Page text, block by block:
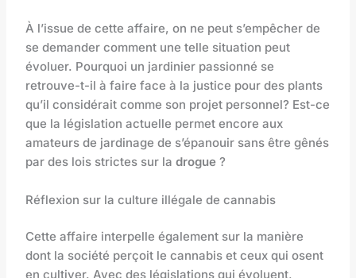
À l’issue de cette affaire, on ne peut s’empêcher de
se demander comment une telle situation peut
évoluer. Pourquoi un jardinier passionné se
retrouve-t-il à faire face à la justice pour des plants
qu’il considérait comme son projet personnel? Est-ce
que la législation actuelle permet encore aux
amateurs de jardinage de s’épanouir sans être gênés
par des lois strictes sur ladrogue ?
Réflexion sur la culture illégale de cannabis
Cette affaire interpelle également sur la manière
dont la société perçoit le cannabis et ceux qui osent
en cultiver. Avec des législations qui évoluent,